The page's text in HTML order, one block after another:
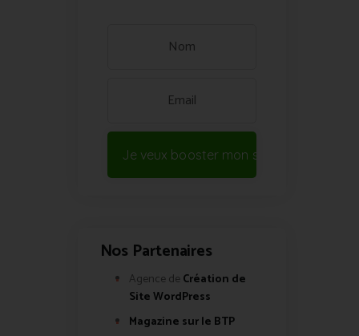
Je veux booster mon site !
Nos Partenaires
Agence de Création de
Site WordPress
Magazine sur le BTP